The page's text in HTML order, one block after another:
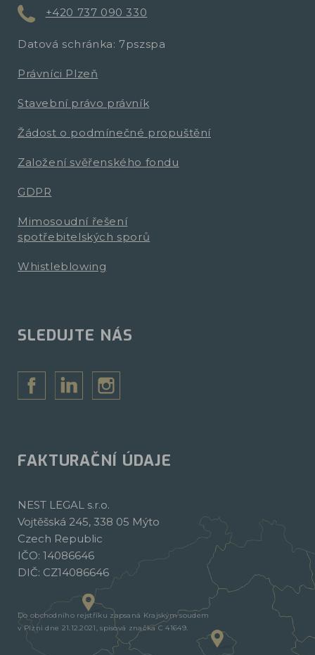
+420 737 090 330
Datová schránka: 7pszspa
Právníci Plzeň
Stavební právo právník
Žádost o podmínečné propuštění
Založení svěřenského fondu
GDPR
Mimosoudní řešení
spotřebitelských sporů
Whistleblowing
SLEDUJTE NÁS
FAKTURAČNÍ ÚDAJE
NEST LEGAL s.r.o.
Vojtěšská 245, 338 05 Mýto
Czech Republic
IČO: 14086646
DIČ: CZ14086646
Do obchodního rejstříku zapsaná Krajským soudem
v Plzni dne 21.12.2021, spisová značka C 41649.